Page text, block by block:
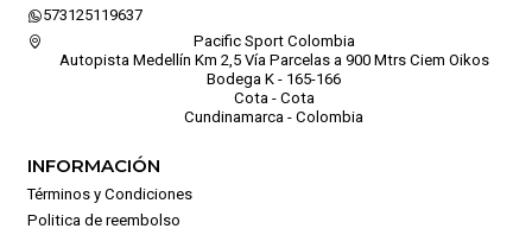
573125119637
Pacific Sport Colombia
Autopista Medellín Km 2,5 Vía Parcelas a 900 Mtrs Ciem Oikos
Bodega K - 165-166
Cota - Cota
Cundinamarca - Colombia
INFORMACIÓN
Términos y Condiciones
Politica de reembolso